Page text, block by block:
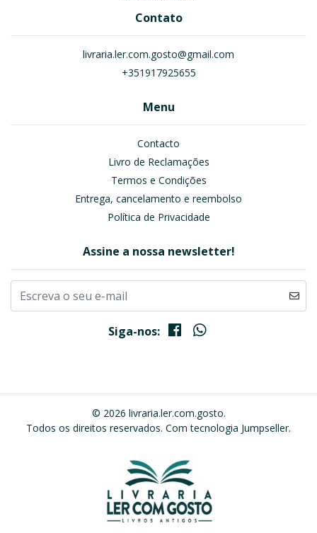
Contato
livraria.ler.com.gosto@gmail.com
+351917925655
Menu
Contacto
Livro de Reclamações
Termos e Condições
Entrega, cancelamento e reembolso
Política de Privacidade
Assine a nossa newsletter!
Siga-nos:
© 2026 livraria.ler.com.gosto.
Todos os direitos reservados. Com tecnologia Jumpseller.